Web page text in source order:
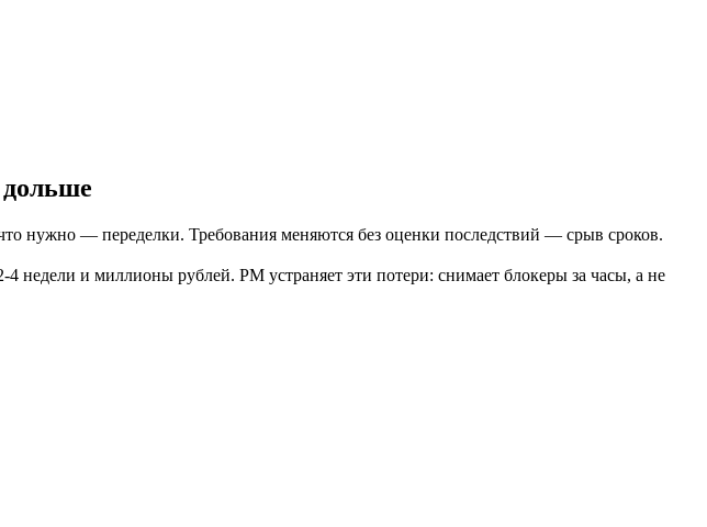
нужно — переделки. Требования меняются без оценки последствий — срыв сроков.
и миллионы рублей. PM устраняет эти потери: снимает блокеры за часы, а не